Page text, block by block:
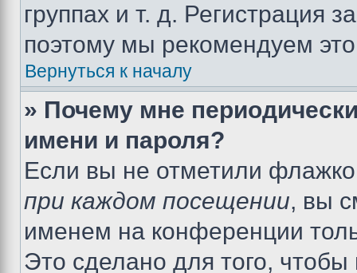
группах и т. д. Регистрация
поэтому мы рекомендуем
Вернуться к началу
» Почему мне
имени и пароля?
Если вы не отметили
при каждом посещении, вы
именем на конференции
Это сделано для того, чтобы